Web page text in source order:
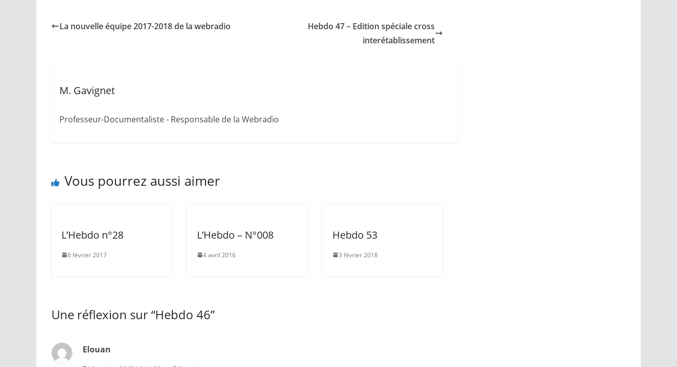
La nouvelle équipe 2017-2018 de la webradio
Hebdo 47 – Edition spéciale cross
interétablissement
M. Gavignet
Professeur-Documentaliste - Responsable de la Webradio
Vous pourrez aussi aimer
L’Hebdo n°28
6 février 2017
L’Hebdo – N°008
4 avril 2016
Hebdo 53
3 février 2018
Une réflexion sur “Hebdo 46”
Elouan